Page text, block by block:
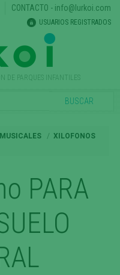
DE PARQUES INFANTILES
CONTACTO - info@lurkoi.com
USUARIOS REGISTRADOS
XILOFONOS
PARA